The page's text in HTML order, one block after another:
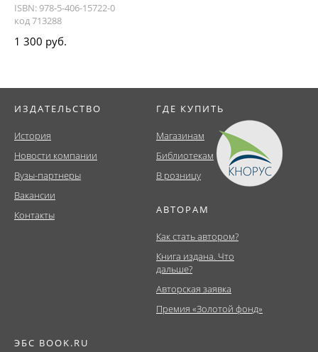
ISBN: 978-5-406-15722-0
код 713288
1 300 руб.
ИЗДАТЕЛЬСТВО
История
Новости компании
Вузы-партнеры
Вакансии
Контакты
ГДЕ КУПИТЬ
Магазинам
Библиотекам
В розницу
АВТОРАМ
Как стать автором?
Книга издана. Что
дальше?
Авторская заявка
Премия «Золотой фонд»
ЭБС BOOK.RU